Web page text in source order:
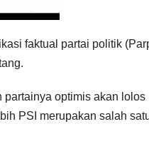
faktual partai politik
partainya optimis akan lolos
PSI merupakan salah